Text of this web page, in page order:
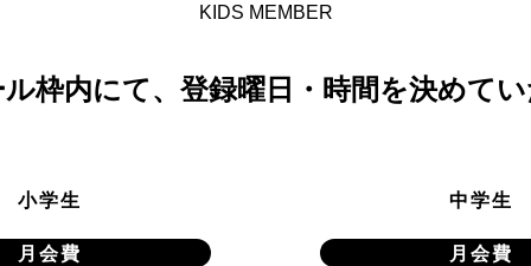
KIDS MEMBER
枠内にて、登録曜日・時間を決めて
小学生
月会費
中学生
月会費